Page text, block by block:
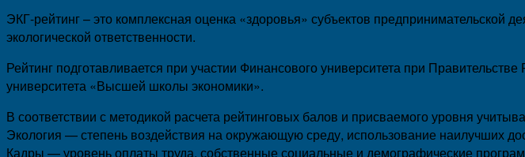
ЭКГ-рейтинг – это комплексная оценка «здоровья» субъектов предпринимательской
экологической ответственности.
Рейтинг подготавливается при участии Финансового университета при
университета «Высшей школы экономики».
В соответствии с методикой расчета рейтинговых балов и присваемого уровня
Экология — степень воздействия на окружающую среду, использование наилучших
Кадры — уровень оплаты труда, собственные социальные и демографические